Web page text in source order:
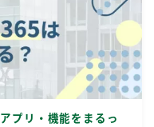
プリ・機能をまるっ